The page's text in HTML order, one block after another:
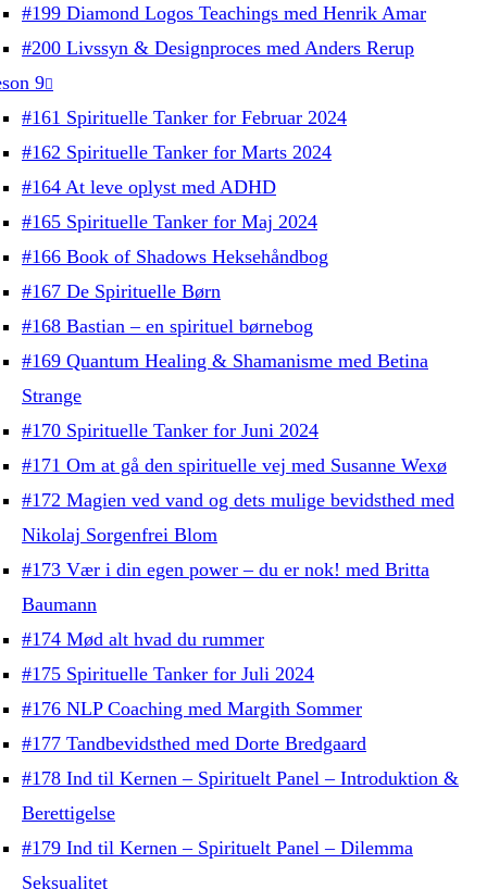
#199 Diamond Logos Teachings med Henrik Amar
#200 Livssyn & Designproces med Anders Rerup
9
#161 Spirituelle Tanker for Februar 2024
#162 Spirituelle Tanker for Marts 2024
#164 At leve oplyst med ADHD
#165 Spirituelle Tanker for Maj 2024
#166 Book of Shadows Heksehåndbog
#167 De Spirituelle Børn
#168 Bastian – en spirituel børnebog
#169 Quantum Healing & Shamanisme med Betina
Strange
#170 Spirituelle Tanker for Juni 2024
#171 Om at gå den spirituelle vej med Susanne Wexø
#172 Magien ved vand og dets mulige bevidsthed med
Nikolaj Sorgenfrei Blom
#173 Vær i din egen power – du er nok! med Britta
Baumann
#174 Mød alt hvad du rummer
#175 Spirituelle Tanker for Juli 2024
#176 NLP Coaching med Margith Sommer
#177 Tandbevidsthed med Dorte Bredgaard
#178 Ind til Kernen – Spirituelt Panel – Introduktion &
Berettigelse
#179 Ind til Kernen – Spirituelt Panel – Dilemma
Seksualitet